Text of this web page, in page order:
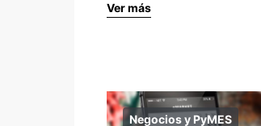
Ver más
Negocios y PyMES